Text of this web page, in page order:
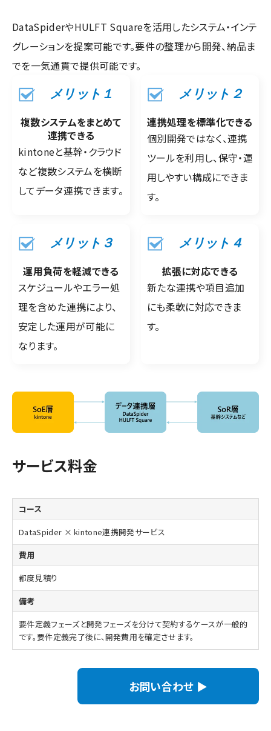
DataSpiderやHULFT Squareを活用したシステム・インテ
グレーションを提案可能です。要件の整理から開発、納品ま
でを一気通貫で提供可能です。
メリット１
複数システムをまとめて
連携できる
kintoneと基幹・クラウド
など複数システムを横断
してデータ連携できます。
メリット２
連携処理を標準化できる
個別開発ではなく、連携
ツールを利用し、保守・運
用しやすい構成にできま
す。
メリット３
運用負荷を軽減できる
スケジュールやエラー処
理を含めた連携により、
安定した運用が可能に
なります。
メリット４
拡張に対応できる
新たな連携や項目追加
にも柔軟に対応できま
す。
サービス料金
DataSpider × kintone連携開発サービス
都度見積り
要件定義フェーズと開発フェーズを分けて契約するケースが一般的
です。要件定義完了後に、開発費用を確定させます。
お問い合わせ ▶